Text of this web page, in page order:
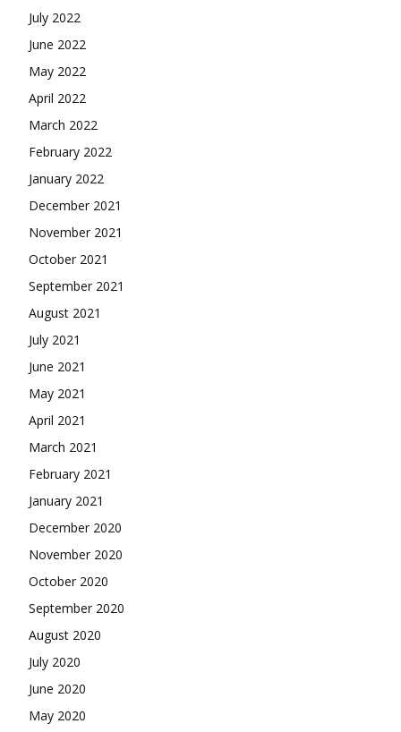
July 2022
June 2022
May 2022
April 2022
March 2022
February 2022
January 2022
December 2021
November 2021
October 2021
September 2021
August 2021
July 2021
June 2021
May 2021
April 2021
March 2021
February 2021
January 2021
December 2020
November 2020
October 2020
September 2020
August 2020
July 2020
June 2020
May 2020